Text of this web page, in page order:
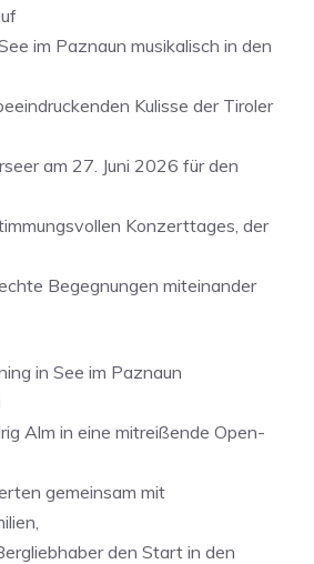
im Paznaun musikalisch in den
Kulisse der Tiroler
am 27. Juni 2026 für den
Konzerttages, der
Begegnungen miteinander
in See im Paznaun
Alm in eine mitreißende Open-
gemeinsam mit
den Start in den